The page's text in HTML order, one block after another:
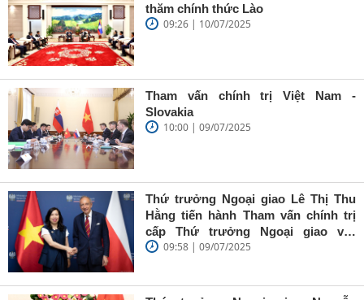
thăm chính thức Lào
09:26 | 10/07/2025
Tham vấn chính trị Việt Nam -
Slovakia
10:00 | 09/07/2025
Thứ trưởng Ngoại giao Lê Thị Thu
Hằng tiến hành Tham vấn chính trị
cấp Thứ trưởng Ngoại giao với
Quốc vụ khanh Bộ Ngoại giao Ba
09:58 | 09/07/2025